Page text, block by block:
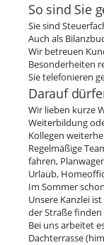
So sind Sie
Sie sind
Auch als
Wir betreuen
Besonderheiten
Sie telefonieren
Darauf
Wir lieben kurze
Weiterbildung
Kollegen
Regelmäßige
fahren,
Urlaub,
Im Sommer
Unsere Kanzlei
der Straße
Bei uns arbeitet
Dachterrasse